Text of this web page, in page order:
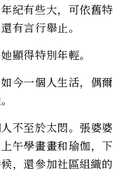
紀有些大，可依舊特
有言行舉止。
顯得特別年輕。
今一個人生活，偶爾
不至於太悶。張婆婆
午學畫畫和瑜伽，下
，還參加社區組織的